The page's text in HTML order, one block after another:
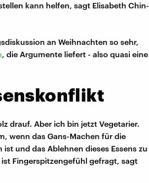
kann helfen, sagt Elisabeth Chin-
an Weihnachten so sehr,
, die Argumente liefert - also quasi eine
drauf. Aber ich bin jetzt Vegetarier.
wenn das Gans-Machen für die
und das Ablehnen dieses Essens zu
Fingerspitzengefühl gefragt, sagt